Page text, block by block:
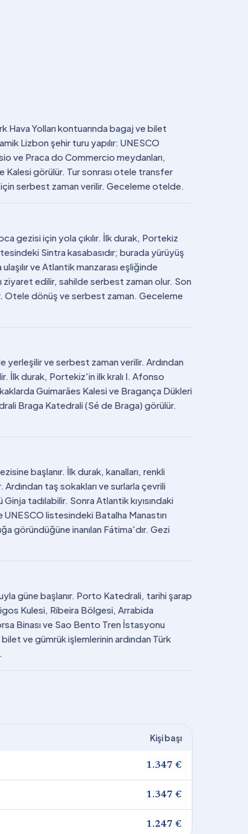
Hava Yolları kontuarında bagaj ve bilet
Lizbon şehir turu yapılır: UNESCO
ve Praca do Commercio meydanları,
Kalesi görülür. Tur sonrası otele transfer
serbest zaman verilir. Geceleme otelde.
gezisi için yola çıkılır. İlk durak, Portekiz
Sintra kasabasıdır; burada yürüyüş
ve Atlantik manzarası eşliğinde
ziyaret edilir, sahilde serbest zaman olur. Son
Otele dönüş ve serbest zaman. Geceleme
yerleşilir ve serbest zaman verilir. Ardından
İlk durak, Portekiz'in ilk kralı I. Afonso
Guimarães Kalesi ve Bragança Dükleri
Braga Katedrali (Sé de Braga) görülür.
başlanır. İlk durak, kanalları, renkli
taş sokakları ve surlarla çevrili
tadılabilir. Sonra Atlantik kıyısındaki
listesindeki Batalha Manastırı
göründüğüne inanılan Fátima'dır. Gezi
güne başlanır. Porto Katedrali, tarihi şarap
Kulesi, Ribeira Bölgesi, Arrabida
Binası ve Sao Bento Tren İstasyonu
ve gümrük işlemlerinin ardından Türk
Kişi başı
1.347 €
1.347 €
1.247 €